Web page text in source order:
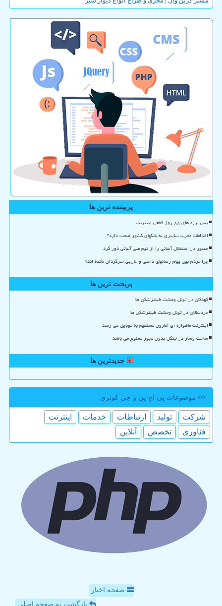
پربیننده ترین ها
پس لرزه های ۸۸ روز قطعی اینترنت
اقدامات مخرب سایبری به بانکهای کشور صحت دارد؟
حضور در استقلال آسانی را از تیم ملی آلبانی دور کرد
چرا مردم بین پیام رسانهای داخلی و خارجی سرگردان مانده اند؟
پربحث ترین ها
کودکان در تونل وحشت فیلترشکن ها
خردسالان در تونل وحشت فیلترشکن ها
اینترنت ماهواره ای آمازون مستقیم به موبایل می رسد
ساخت وساز در جنگل بدون مجوز ممنوع می باشد
جدیدترین ها
موضوعات پی اچ پی و جی كوئری
شركت تولید ارتباطات خدمات
اینترنت
فناوری
تخصص آنلاین
صفحه اخبار
بازگشت به صفحه اصلی